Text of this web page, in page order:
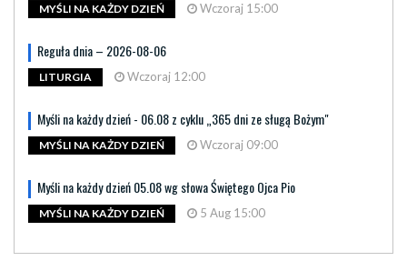
MYŚLI NA KAŻDY DZIEŃ Wczoraj 15:00
Reguła dnia – 2026-08-06
LITURGIA Wczoraj 12:00
Myśli na każdy dzień - 06.08 z cyklu „365 dni ze sługą Bożym"
MYŚLI NA KAŻDY DZIEŃ Wczoraj 09:00
Myśli na każdy dzień 05.08 wg słowa Świętego Ojca Pio
MYŚLI NA KAŻDY DZIEŃ 5 Aug 15:00